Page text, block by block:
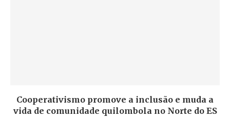
Cooperativismo promove a inclusão e muda a
vida de comunidade quilombola no Norte do ES